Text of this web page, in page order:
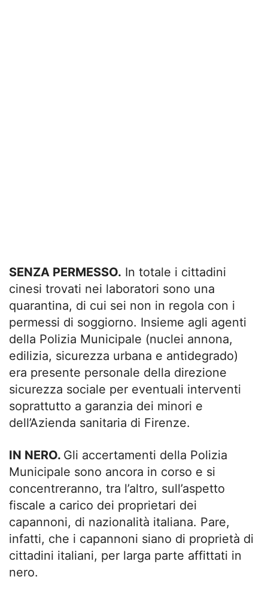
SENZA PERMESSO. In totale i cittadini
cinesi trovati nei laboratori sono una
quarantina, di cui sei non in regola con i
permessi di soggiorno. Insieme agli agenti
della Polizia Municipale (nuclei annona,
edilizia, sicurezza urbana e antidegrado)
era presente personale della direzione
sicurezza sociale per eventuali interventi
soprattutto a garanzia dei minori e
dell’Azienda sanitaria di Firenze.
IN NERO. Gli accertamenti della Polizia
Municipale sono ancora in corso e si
concentreranno, tra l’altro, sull’aspetto
fiscale a carico dei proprietari dei
capannoni, di nazionalità italiana. Pare,
infatti, che i capannoni siano di proprietà di
cittadini italiani, per larga parte affittati in
nero.